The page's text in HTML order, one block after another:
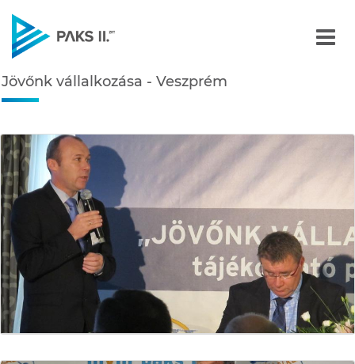
Navigáció
Jövőnk vállalkozása -
Jövőnk vállalkozása - Veszprém